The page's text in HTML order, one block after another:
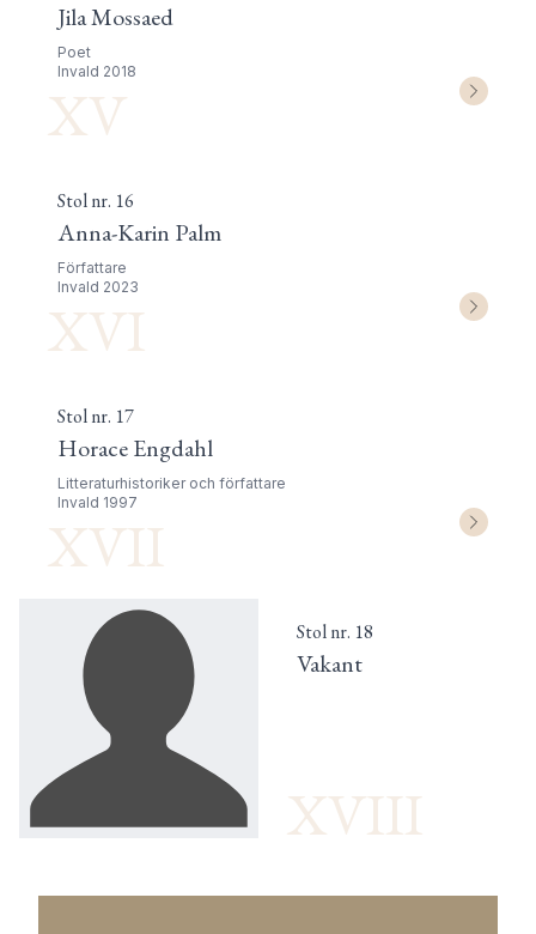
Jila Mossaed
Poet
Invald 2018
XV
Stol nr. 16
Anna-Karin Palm
Författare
Invald 2023
XVI
Stol nr. 17
Horace Engdahl
Litteraturhistoriker och författare
Invald 1997
XVII
Stol nr. 18
Vakant
XVIII